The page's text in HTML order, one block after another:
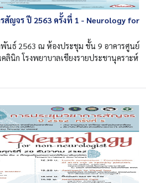
สัญจร ปี 2563 ครั้งที่ 1 - Neurology for
นธ์ 2563 ณ ห้องประชุม ชั้น 9 อาคารศูนย์
นิก โรงพยาบาลเชียงรายประชานุคราะห์